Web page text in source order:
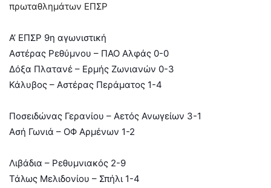
πρωταθλημάτων ΕΠΣΡ
Α’ ΕΠΣΡ 9η αγωνιστική
Αστέρας Ρεθύμνου – ΠΑΟ Αλφάς 0-0
Δόξα Πλατανέ – Ερμής Ζωνιανών 0-3
Κάλυβος – Αστέρας Περάματος 1-4
Ποσειδώνας Γερανίου – Αετός Ανωγείων 3-1
Ασή Γωνιά – ΟΦ Αρμένων 1-2
Λιβάδια – Ρεθυμνιακός 2-9
Τάλως Μελιδονίου – Σπήλι 1-4